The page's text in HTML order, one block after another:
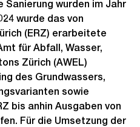
Sanierung wurden im Jahr
wurde das von
(ERZ) erarbeitete
für Abfall, Wasser,
Zürich (AWEL)
des Grundwassers,
sowie
bis anhin Ausgaben von
Für die Umsetzung der